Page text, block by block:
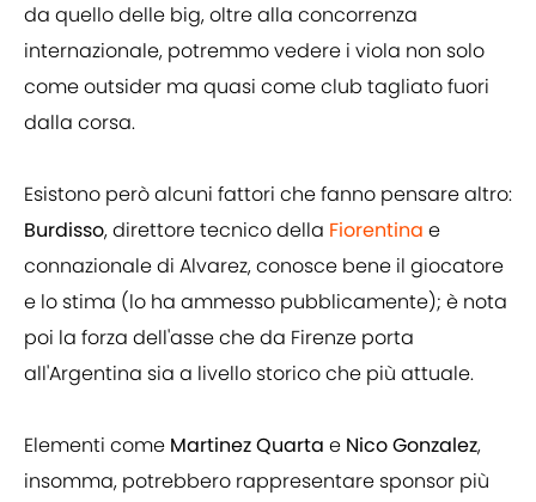
da quello delle big, oltre alla concorrenza
internazionale, potremmo vedere i viola non solo
come outsider ma quasi come club tagliato fuori
dalla corsa.
Esistono però alcuni fattori che fanno pensare altro:
Burdisso, direttore tecnico della Fiorentina e
connazionale di Alvarez, conosce bene il giocatore
e lo stima (lo ha ammesso pubblicamente); è nota
poi la forza dell'asse che da Firenze porta
all'Argentina sia a livello storico che più attuale.
Elementi come Martinez Quarta e Nico Gonzalez,
insomma, potrebbero rappresentare sponsor più